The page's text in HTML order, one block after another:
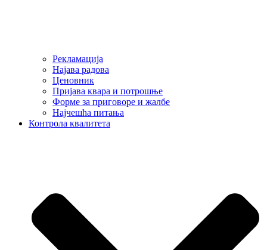
Рекламација
Најава радова
Ценовник
Пријава квара и потрошње
Форме за приговоре и жалбе
Најчешћа питања
Контрола квалитета